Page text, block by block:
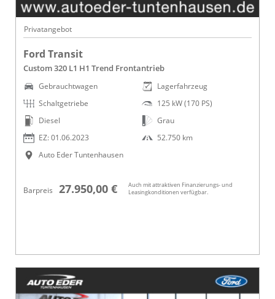
Privatangebot
Ford Transit
Custom 320 L1 H1 Trend Frontantrieb
Gebrauchtwagen
Schaltgetriebe
Diesel
EZ: 01.06.2023
Auto Eder Tuntenhausen
Lagerfahrzeug
125 kW (170 PS)
Grau
52.750 km
Barpreis 27.950,00 €
Auch mit attraktiven Finanzierungs- und
Leasingkonditionen verfügbar.